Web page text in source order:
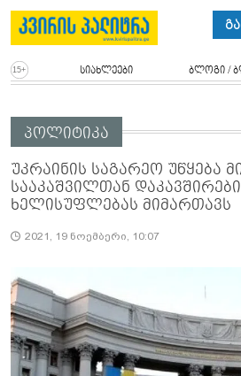
სიახლეები ბლოგი /
პოლიტიკა
უკრაინის საგარეო უწყება
სააკაშვილთან
ხელისუფლებას მიმართავს
2021, 19 ნოემბერი, 10:07